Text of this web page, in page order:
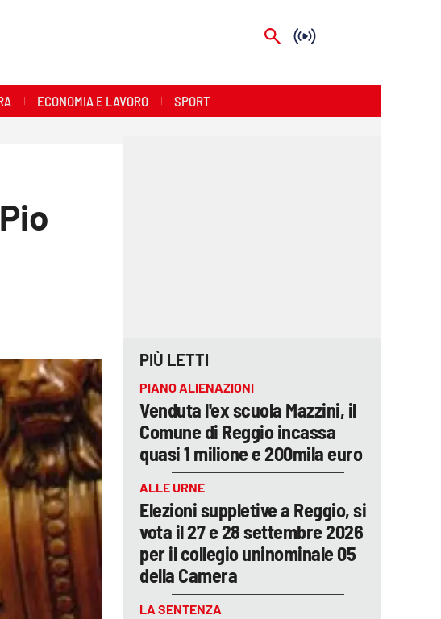
ECONOMIA E LAVORO SPORT
PIÙ LETTI
PIANO ALIENAZIONI
Venduta l'ex scuola Mazzini, il
Comune di Reggio incassa
quasi 1 milione e 200mila euro
ALLE URNE
Elezioni suppletive a Reggio, si
vota il 27 e 28 settembre 2026
per il collegio uninominale 05
della Camera
LA SENTENZA